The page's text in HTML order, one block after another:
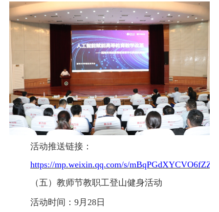
活动推送链接：
https://mp.weixin.qq.com/s/
（五）教师节教职工登山健身活动
活动时间： 9月28日